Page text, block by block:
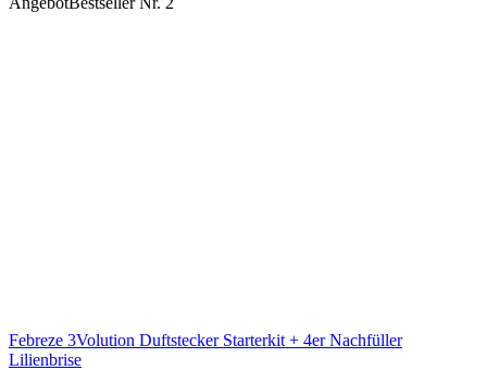
Febreze 3Volution Duftstecker Starterkit + 4er Nachfüller
Lilienbrise